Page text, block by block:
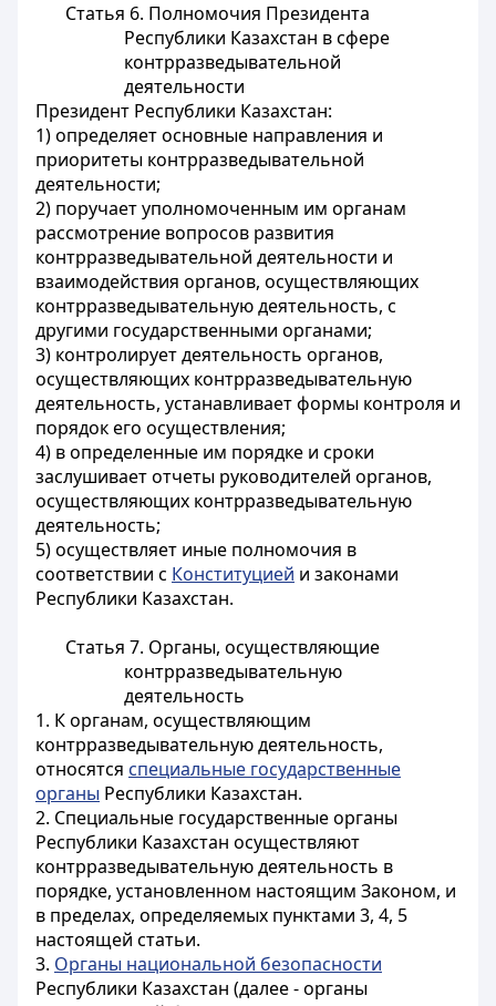
Статья 6. Полномочия Президента
Республики Казахстан в сфере
контрразведывательной
деятельности
Президент Республики Казахстан:
1) определяет основные направления и
приоритеты контрразведывательной
деятельности;
2) поручает уполномоченным им органам
рассмотрение вопросов развития
контрразведывательной деятельности и
взаимодействия органов, осуществляющих
контрразведывательную деятельность, с
другими государственными органами;
3) контролирует деятельность органов,
осуществляющих контрразведывательную
деятельность, устанавливает формы контроля и
порядок его осуществления;
4) в определенные им порядке и сроки
заслушивает отчеты руководителей органов,
осуществляющих контрразведывательную
деятельность;
5) осуществляет иные полномочия в
соответствии с Конституцией и законами
Республики Казахстан.
Статья 7. Органы, осуществляющие
контрразведывательную
деятельность
1. К органам, осуществляющим
контрразведывательную деятельность,
относятся специальные государственные
органы Республики Казахстан.
2. Специальные государственные органы
Республики Казахстан осуществляют
контрразведывательную деятельность в
порядке, установленном настоящим Законом, и
в пределах, определяемых пунктами 3, 4, 5
настоящей статьи.
3. Органы национальной безопасности
Республики Казахстан (далее - органы